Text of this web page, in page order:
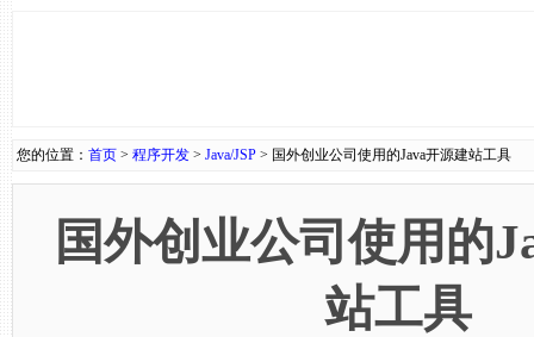
您的位置： 首页 > 程序开发 > Java/JSP > 国外创业公司使用的Java开源建站工具
国外创业公司使用的
站工具